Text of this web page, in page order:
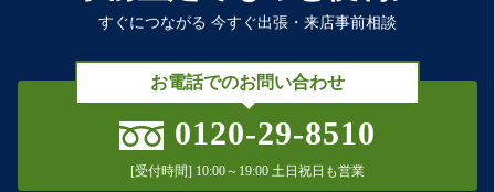
すぐにつながる 今すぐ出張・来店事前相談
お電話でのお問い合わせ
0120-29-8510
[受付時間] 10:00～19:00 土日祝日も営業